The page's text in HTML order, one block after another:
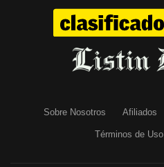
Sobre Nosotros Afiliados
Términos de Uso